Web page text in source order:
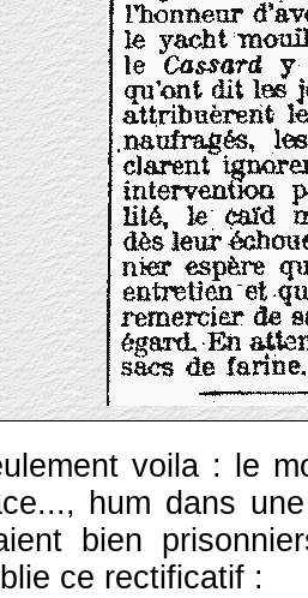
voila : le
hum dans
bien
ce rectificatif :